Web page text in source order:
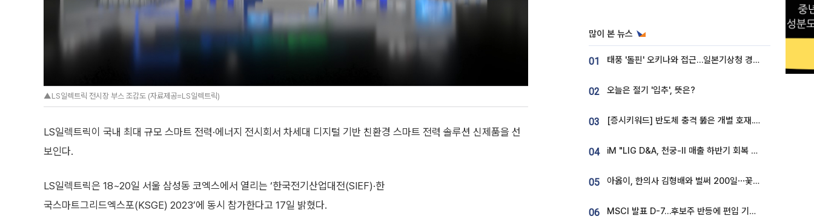
▲LS일렉트릭 전시장 부스 조감도 (자료제공=LS일렉트릭)
LS일렉트릭이 국내 최대 규모 스마트 전력·에너지 전시회서 차세대 디지털 기반 친환경 스마트 전력 솔루션 신제품을 선
보인다.
LS일렉트릭은 18~20일 서울 삼성동 코엑스에서 열리는 ‘한국전기산업대전(SIEF)·한
국스마트그리드엑스포(KSGE) 2023’에 동시 참가한다고 17일 밝혔다.
많이 본 뉴스
01 태풍 '돌핀' 오키나와 접근…일본기상청 경로 업데이트
02 오늘은 절기 '입추', 뜻은?
03 [증시키워드] 반도체 충격 뚫은 개별 호재...포스코퓨처엠·에코프로·한화솔루션 '눈길'
04 iM "LIG D&A, 천궁-II 매출 하반기 회복 전망…방산 톱픽 유지"
05 아옳이, 한의사 김형배와 벌써 200일⋯꽃다발 들고 "프러포즈 아냐"
06 MSCI 발표 D-7…후보주 반등에 편입 기대 재점화